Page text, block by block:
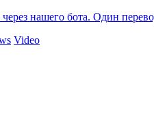
через нашего бота. Один
Video